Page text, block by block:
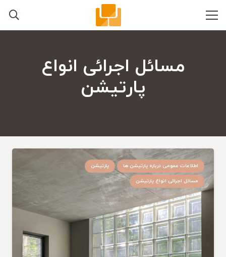
مسائل اجرائی انواع
پارتیشن
اطلاعات عمومی درباره پارتیشن ها
پارتیشن
مسائل اجرائی انواع پارتیشن